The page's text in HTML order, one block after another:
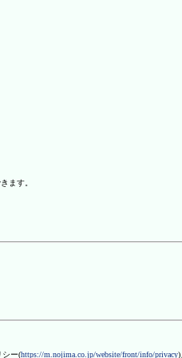
ます。
シー(https://m.nojima.co.jp/website/front/info/privacy)